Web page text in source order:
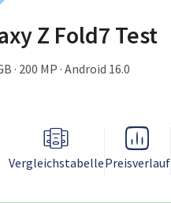
Z Fold7 Test
· 200 MP · Android 16.0
VergleichstabellePreisverlauf